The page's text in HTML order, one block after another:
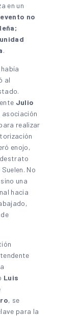
en un
no
.
al
Julio
asociación
realizar
enojo,
No
una
hacia
Luis
, se
para la